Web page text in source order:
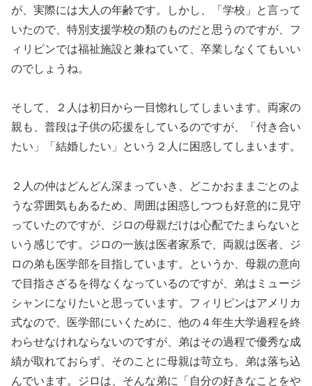
が、実際には大人の年齢です。しかし、「学校」と言って
いたので、特別支援学校の類のものだと思うのですが、フ
ィリピンでは福祉施設と兼ねていて、卒業しなくてもいい
のでしょうね。
そして、２人は初日から一目惚れしてしまいます。両家の
親も、普段は子供の応援をしているのですが、「付き合い
たい」「結婚したい」という２人に困惑してしまいます。
２人の仲はどんどん深まっていき、どこかおままごとのよ
うな雰囲気もあるため、周囲は困惑しつつも好意的に見守
っていたのですが、ジロの母親だけは心配でたまらないと
いう感じです。ジロの一族は医者家系で、両親は医者、ジ
ロの弟も医学部を目指しています。というか、母親の意向
で目指さざるを得なくなっているのですが、弟はミュージ
シャンになりたいと思っています。フィリピンはアメリカ
式なので、医学部にいくために、他の４年生大学過程を終
わらせなけれならないのですが、弟はその過程で優秀な成
績が取れておらず、そのことに母親は苛立ち、弟は落ち込
んでいます。ジロは、そんな弟に「自分の好きなことをや